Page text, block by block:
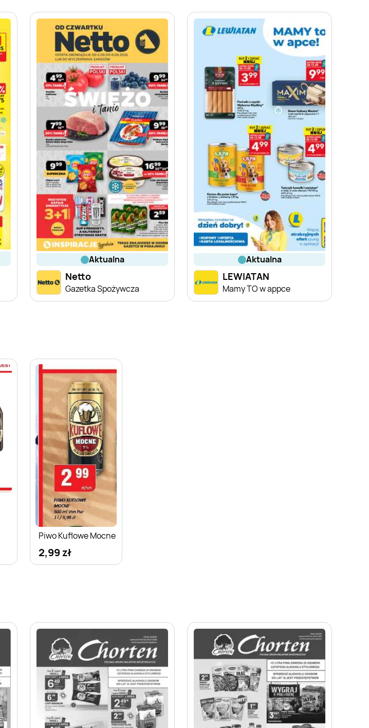
aktualna
Netto
Gazetka Spożywcza
aktualna
LEWIATAN
Mamy TO w appce
Piwo Kuflowe Mocne
2,99 zł